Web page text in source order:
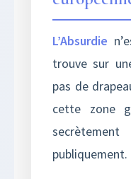
L’Absurdie
trouve sur
pas de
cette zone
publiquement.